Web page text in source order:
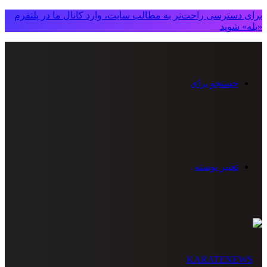
برای دسترسی راحت‌تر به مطالب سایت، وارد کانال ما در پلتفرم
«بله» شوید
جستجو برای
تغییر پوسته